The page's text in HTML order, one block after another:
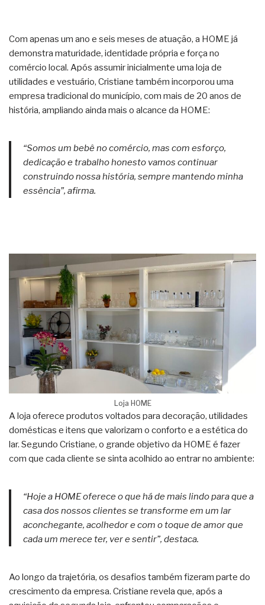
Com apenas um ano e seis meses de atuação, a HOME já
demonstra maturidade, identidade própria e força no
comércio local. Após assumir inicialmente uma loja de
utilidades e vestuário, Cristiane também incorporou uma
empresa tradicional do município, com mais de 20 anos de
história, ampliando ainda mais o alcance da HOME:
“Somos um bebê no comércio, mas com esforço,
dedicação e trabalho honesto vamos continuar
construindo nossa história, sempre mantendo minha
essência”, afirma.
Loja HOME
A loja oferece produtos voltados para decoração, utilidades
domésticas e itens que valorizam o conforto e a estética do
lar. Segundo Cristiane, o grande objetivo da HOME é fazer
com que cada cliente se sinta acolhido ao entrar no ambiente:
“Hoje a HOME oferece o que há de mais lindo para que a
casa dos nossos clientes se transforme em um lar
aconchegante, acolhedor e com o toque de amor que
cada um merece ter, ver e sentir”, destaca.
Ao longo da trajetória, os desafios também fizeram parte do
crescimento da empresa. Cristiane revela que, após a